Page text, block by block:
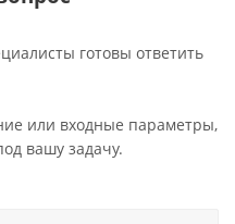
готовы ответить
или входные параметры,
вашу задачу.